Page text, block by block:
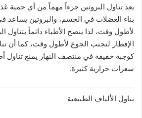
يعد تناول البروتين جزءاً مهماً من أي حمية
بناء العضلات في الجسم، والبروتين يساعد
لأطول وقت، لذا ينصح الأطباء دائماً بتناول
الإفطار لتجنب الجوع لأطول وقت، كما أن
كوجبة خفيفة في منتصف النهار يمنع
سعرات حرارية كثيرة.
تناول الألياف الطبيعية